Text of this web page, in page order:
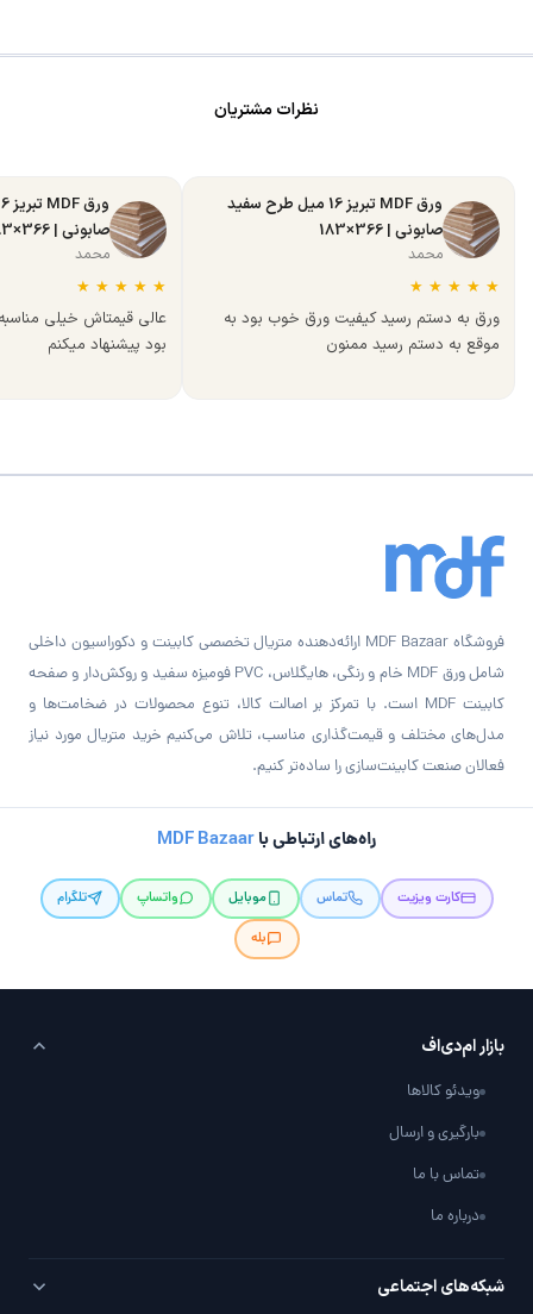
نظرات مشتریان
ورق MDF تبریز 16 میل طرح سفید
صابونی | 366×183
محمد
★
★
★
★
★
ورق به دستم رسید کیفیت ورق خوب بود به
موقع به دستم رسید ممنون
صابونی | 366×183
محمد
★
★
★
★
★
عالی قیمتاش خیلی
بود پیشنهاد میکنم
فروشگاه MDF Bazaar ارائه‌دهنده متریال تخصصی کابینت و دکوراسیون داخلی
شامل ورق MDF خام و رنگی، هایگلاس، PVC فومیزه سفید و روکش‌دار و صفحه
کابینت MDF است. با تمرکز بر اصالت کالا، تنوع محصولات در ضخامت‌ها و
مدل‌های مختلف و قیمت‌گذاری مناسب، تلاش می‌کنیم خرید متریال مورد نیاز
فعالان صنعت کابینت‌سازی را ساده‌تر کنیم.
راه‌های ارتباطی باMDF Bazaar
کارت ویزیت تماس موبایل واتساپ
تلگرام
بله
بازار ام‌دی‌اف
ویدئو کالاها
بارگیری و ارسال
تماس با ما
درباره ما
شبکه‌های اجتماعی